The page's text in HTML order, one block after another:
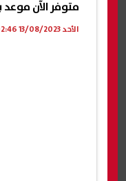
متوفر الآن موعد
الأحد 13/08/2023 02:46 م